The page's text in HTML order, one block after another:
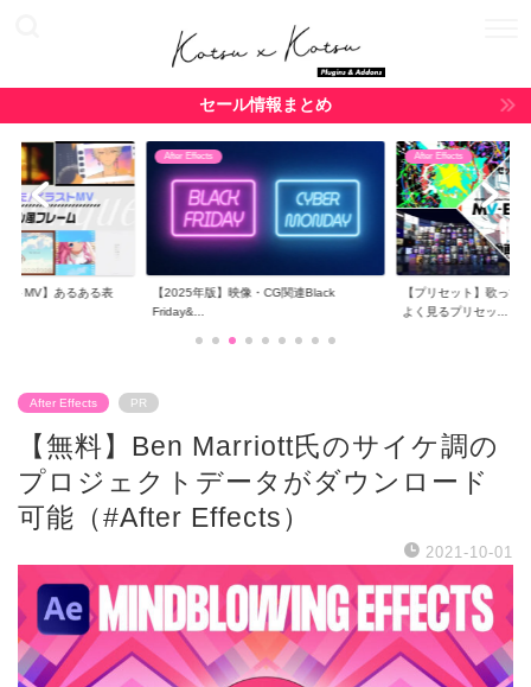
セール情報まとめ
トMV】あるある表
After Effects
【2025年版】映像・CG関連Black
Friday&...
After Effects
【プリセット】歌って
よく見るプリセッ...
After Effects PR
【無料】Ben Marriott氏のサイケ調の
プロジェクトデータがダウンロード
可能（#After Effects）
2021-10-01